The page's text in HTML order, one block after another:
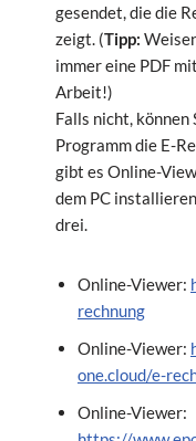
gesendet, die die
zeigt. (Tipp:
immer eine PDF
Arbeit!)
Falls nicht,
Programm die E-
gibt es Online-
dem PC
drei.
Online-Viewer:
rechnung
Online-Viewer:
one.cloud/e-
Online-Viewer: